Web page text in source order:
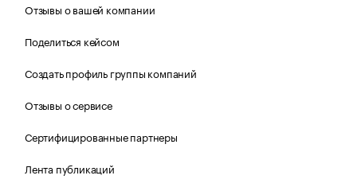
Отзывы о вашей компании
Поделиться кейсом
Создать профиль группы компаний
Отзывы о сервисе
Сертифицированные партнеры
Лента публикаций